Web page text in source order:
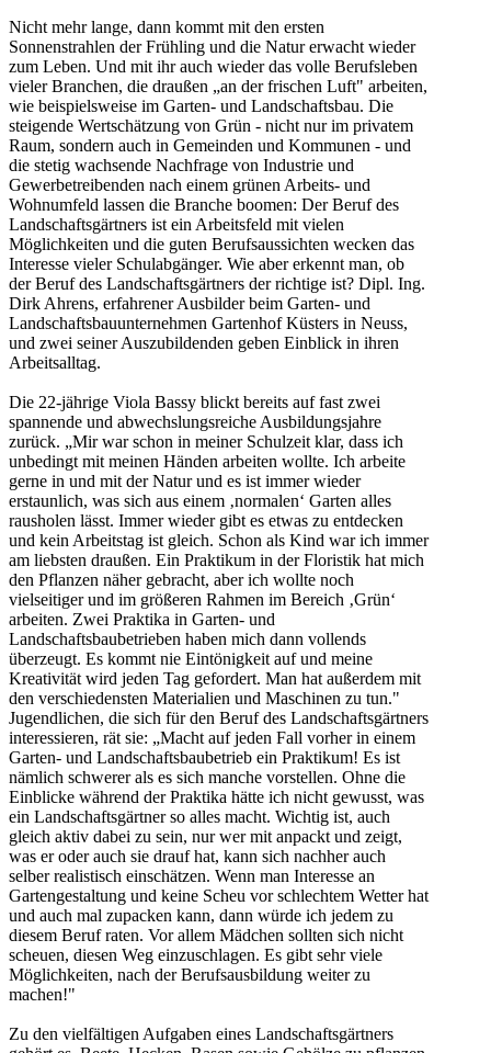
Nicht mehr lange, dann kommt mit den ersten
Sonnenstrahlen der Frühling und die Natur erwacht wieder
zum Leben. Und mit ihr auch wieder das volle Berufsleben
vieler Branchen, die draußen „an der frischen Luft" arbeiten,
wie beispielsweise im Garten- und Landschaftsbau. Die
steigende Wertschätzung von Grün - nicht nur im privatem
Raum, sondern auch in Gemeinden und Kommunen - und
die stetig wachsende Nachfrage von Industrie und
Gewerbetreibenden nach einem grünen Arbeits- und
Wohnumfeld lassen die Branche boomen: Der Beruf des
Landschaftsgärtners ist ein Arbeitsfeld mit vielen
Möglichkeiten und die guten Berufsaussichten wecken das
Interesse vieler Schulabgänger. Wie aber erkennt man, ob
der Beruf des Landschaftsgärtners der richtige ist? Dipl. Ing.
Dirk Ahrens, erfahrener Ausbilder beim Garten- und
Landschaftsbauunternehmen Gartenhof Küsters in Neuss,
und zwei seiner Auszubildenden geben Einblick in ihren
Arbeitsalltag.
Die 22-jährige Viola Bassy blickt bereits auf fast zwei
spannende und abwechslungsreiche Ausbildungsjahre
zurück. „Mir war schon in meiner Schulzeit klar, dass ich
unbedingt mit meinen Händen arbeiten wollte. Ich arbeite
gerne in und mit der Natur und es ist immer wieder
erstaunlich, was sich aus einem ‚normalen‘ Garten alles
rausholen lässt. Immer wieder gibt es etwas zu entdecken
und kein Arbeitstag ist gleich. Schon als Kind war ich immer
am liebsten draußen. Ein Praktikum in der Floristik hat mich
den Pflanzen näher gebracht, aber ich wollte noch
vielseitiger und im größeren Rahmen im Bereich ‚Grün‘
arbeiten. Zwei Praktika in Garten- und
Landschaftsbaubetrieben haben mich dann vollends
überzeugt. Es kommt nie Eintönigkeit auf und meine
Kreativität wird jeden Tag gefordert. Man hat außerdem mit
den verschiedensten Materialien und Maschinen zu tun."
Jugendlichen, die sich für den Beruf des Landschaftsgärtners
interessieren, rät sie: „Macht auf jeden Fall vorher in einem
Garten- und Landschaftsbaubetrieb ein Praktikum! Es ist
nämlich schwerer als es sich manche vorstellen. Ohne die
Einblicke während der Praktika hätte ich nicht gewusst, was
ein Landschaftsgärtner so alles macht. Wichtig ist, auch
gleich aktiv dabei zu sein, nur wer mit anpackt und zeigt,
was er oder auch sie drauf hat, kann sich nachher auch
selber realistisch einschätzen. Wenn man Interesse an
Gartengestaltung und keine Scheu vor schlechtem Wetter hat
und auch mal zupacken kann, dann würde ich jedem zu
diesem Beruf raten. Vor allem Mädchen sollten sich nicht
scheuen, diesen Weg einzuschlagen. Es gibt sehr viele
Möglichkeiten, nach der Berufsausbildung weiter zu
machen!"
Zu den vielfältigen Aufgaben eines Landschaftsgärtners